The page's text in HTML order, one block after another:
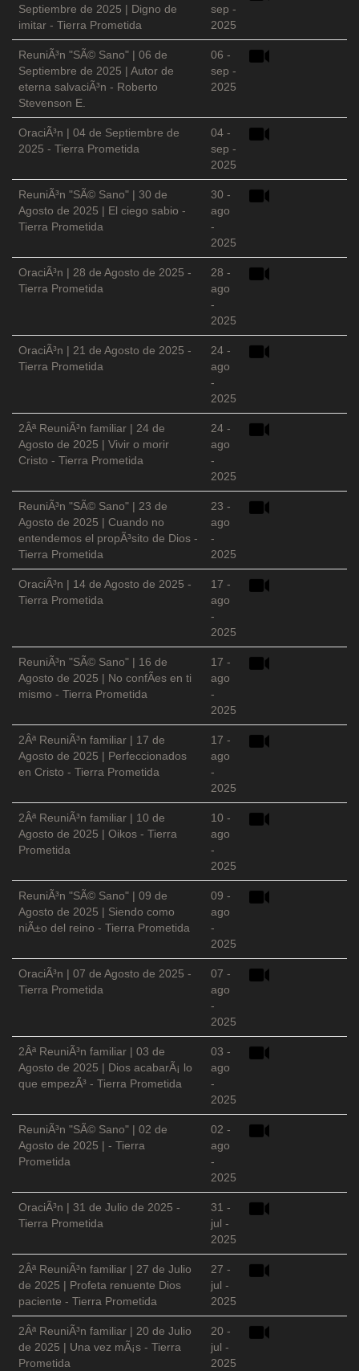
Septiembre de 2025 | Digno de
imitar - Tierra Prometida
sep -
2025
ReuniÃ³n "SÃ© Sano" | 06 de
Septiembre de 2025 | Autor de
eterna salvaciÃ³n - Roberto
Stevenson E.
06 -
sep -
2025
OraciÃ³n | 04 de Septiembre de
2025 - Tierra Prometida
04 -
sep -
2025
ReuniÃ³n "SÃ© Sano" | 30 de
Agosto de 2025 | El ciego sabio -
Tierra Prometida
30 -
ago
-
2025
OraciÃ³n | 28 de Agosto de 2025 -
Tierra Prometida
28 -
ago
-
2025
OraciÃ³n | 21 de Agosto de 2025 -
Tierra Prometida
24 -
ago
-
2025
2Âª ReuniÃ³n familiar | 24 de
Agosto de 2025 | Vivir o morir
Cristo - Tierra Prometida
24 -
ago
-
2025
ReuniÃ³n "SÃ© Sano" | 23 de
Agosto de 2025 | Cuando no
entendemos el propÃ³sito de Dios -
Tierra Prometida
23 -
ago
-
2025
OraciÃ³n | 14 de Agosto de 2025 -
Tierra Prometida
17 -
ago
-
2025
ReuniÃ³n "SÃ© Sano" | 16 de
Agosto de 2025 | No confÃ­es en ti
mismo - Tierra Prometida
17 -
ago
-
2025
2Âª ReuniÃ³n familiar | 17 de
Agosto de 2025 | Perfeccionados
en Cristo - Tierra Prometida
17 -
ago
-
2025
2Âª ReuniÃ³n familiar | 10 de
Agosto de 2025 | Oikos - Tierra
Prometida
10 -
ago
-
2025
ReuniÃ³n "SÃ© Sano" | 09 de
Agosto de 2025 | Siendo como
niÃ±o del reino - Tierra Prometida
09 -
ago
-
2025
OraciÃ³n | 07 de Agosto de 2025 -
Tierra Prometida
07 -
ago
-
2025
2Âª ReuniÃ³n familiar | 03 de
Agosto de 2025 | Dios acabarÃ¡ lo
que empezÃ³ - Tierra Prometida
03 -
ago
-
2025
ReuniÃ³n "SÃ© Sano" | 02 de
Agosto de 2025 | - Tierra
Prometida
02 -
ago
-
2025
OraciÃ³n | 31 de Julio de 2025 -
Tierra Prometida
31 -
jul -
2025
2Âª ReuniÃ³n familiar | 27 de Julio
de 2025 | Profeta renuente Dios
paciente - Tierra Prometida
27 -
jul -
2025
2Âª ReuniÃ³n familiar | 20 de Julio
de 2025 | Una vez mÃ¡s - Tierra
Prometida
20 -
jul -
2025